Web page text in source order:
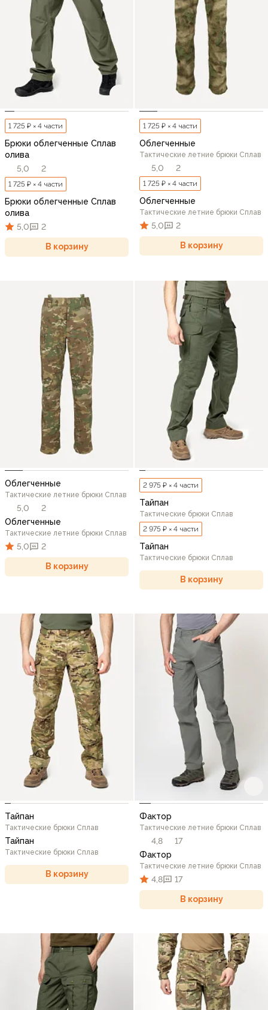
1 725 ₽ × 4 части
Брюки облегченные Сплав
олива
5,0
2
1 725 ₽ × 4 части
Брюки облегченные Сплав
олива
5,0
2
В корзину
1 725 ₽ × 4 части
Облегченные
Тактические летние брюки Сплав
5,0 2
1 725 ₽ × 4 части
Облегченные
Тактические летние брюки Сплав
5,0 2
В корзину
Облегченные
Тактические летние брюки Сплав
5,0
2
Облегченные
Тактические летние брюки Сплав
5,0 2
В корзину
2 975 ₽ × 4 части
Тайпан
Тактические брюки Сплав
2 975 ₽ × 4 части
Тайпан
Тактические брюки Сплав
В корзину
Тайпан
Тактические брюки Сплав
Тайпан
Тактические брюки Сплав
В корзину
Фактор
Тактические летние брюки Сплав
4,8
17
Фактор
Тактические летние брюки Сплав
4,8 17
В корзину